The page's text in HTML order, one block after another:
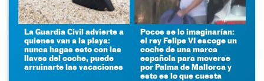
La Guardia Civil advierte a
quienes van a la playa:
nunca hagas esto con las
llaves del coche, puede
arruinarte las vacaciones
Pocos se lo imaginarían:
el rey Felipe VI escoge un
coche de una marca
española para moverse
por Palma de Mallorca y
esto es lo que cuesta